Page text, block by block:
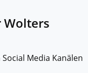
Wolters
Media Kanälen